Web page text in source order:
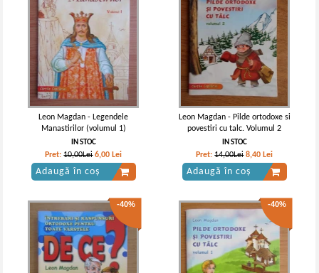
Leon Magdan - Legendele
Manastirilor (volumul 1)
IN STOC
Pret:10,00Lei 6,00 Lei
Adaugă în coș
Leon Magdan - Pilde ortodoxe si
povestiri cu talc. Volumul 2
IN STOC
Pret:14,00Lei 8,40 Lei
Adaugă în coș
-40% -40%